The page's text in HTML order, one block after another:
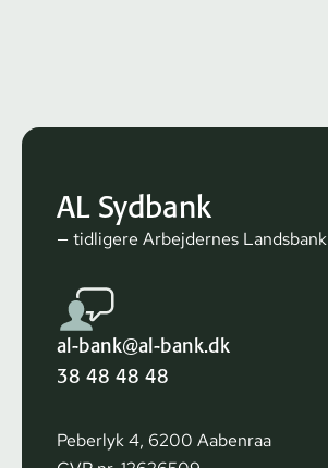
AL Sydbank
— tidligere Arbejdernes Landsbank
al-bank@al-bank.dk
38 48 48 48
Peberlyk 4, 6200 Aabenraa